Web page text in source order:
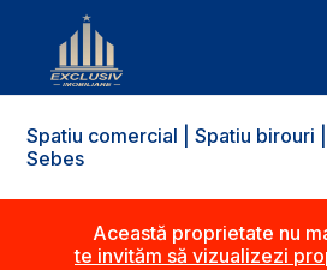
Spatiu comercial | Spatiu birouri |
Sebes
Această proprietate nu
te invităm să vizualizezi